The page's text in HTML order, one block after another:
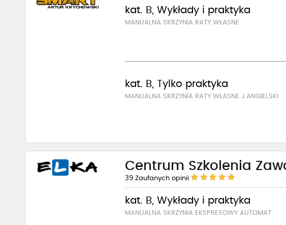
kat. B, Wykłady i praktyka
MANUALNA SKRZYNIA RATY WŁASNE
kat. B, Tylko praktyka
MANUALNA SKRZYNIA RATY WŁASNE J.ANGIELSKI
Centrum Szkolenia
39 Zaufanych opinii
kat. B, Wykłady i praktyka
MANUALNA SKRZYNIA EKSPRESOWY AUTOMAT